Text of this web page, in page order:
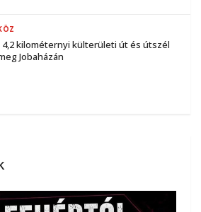
4,2 kilométernyi külterületi út és útszél
Jobaházán